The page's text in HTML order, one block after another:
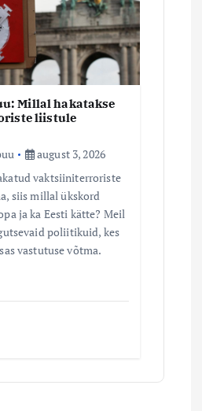
Millal hakatakse
liistule
august 3, 2026
vaktsiiniterroriste
siis millal ükskord
ja ka Eesti kätte? Meil
poliitikuid, kes
vastutuse võtma.